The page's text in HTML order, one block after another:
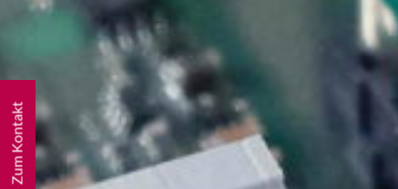
Zum Kontakt